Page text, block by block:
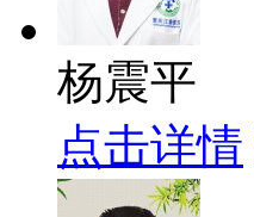
杨震平
点击详情